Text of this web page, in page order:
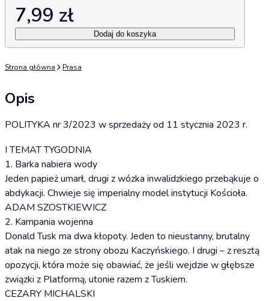
7,99 zł
Dodaj do koszyka
Strona główna Prasa
Opis
POLITYKA nr 3/2023 w sprzedaży od 11 stycznia 2023 r.
I TEMAT TYGODNIA
1. Barka nabiera wody
Jeden papież umarł, drugi z wózka inwalidzkiego przebąkuje o
abdykacji. Chwieje się imperialny model instytucji Kościoła.
ADAM SZOSTKIEWICZ
2. Kampania wojenna
Donald Tusk ma dwa kłopoty. Jeden to nieustanny, brutalny
atak na niego ze strony obozu Kaczyńskiego. I drugi – z resztą
opozycji, która może się obawiać, że jeśli wejdzie w głębsze
związki z Platformą, utonie razem z Tuskiem.
CEZARY MICHALSKI